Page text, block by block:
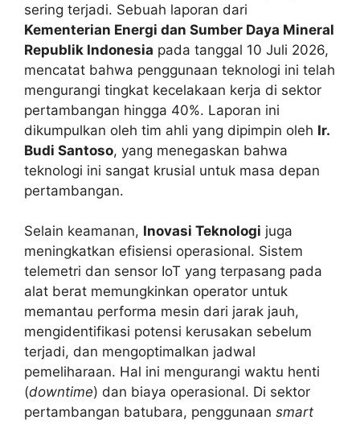
sering terjadi. Sebuah laporan dari
Kementerian Energi dan Sumber Daya Mineral
Republik Indonesia pada tanggal 10 Juli 2026,
mencatat bahwa penggunaan teknologi ini telah
mengurangi tingkat kecelakaan kerja di sektor
pertambangan hingga 40%. Laporan ini
dikumpulkan oleh tim ahli yang dipimpin oleh Ir.
Budi Santoso, yang menegaskan bahwa
teknologi ini sangat krusial untuk masa depan
pertambangan.
Selain keamanan, Inovasi Teknologi juga
meningkatkan efisiensi operasional. Sistem
telemetri dan sensor IoT yang terpasang pada
alat berat memungkinkan operator untuk
memantau performa mesin dari jarak jauh,
mengidentifikasi potensi kerusakan sebelum
terjadi, dan mengoptimalkan jadwal
pemeliharaan. Hal ini mengurangi waktu henti
(downtime) dan biaya operasional. Di sektor
pertambangan batubara, penggunaan smart